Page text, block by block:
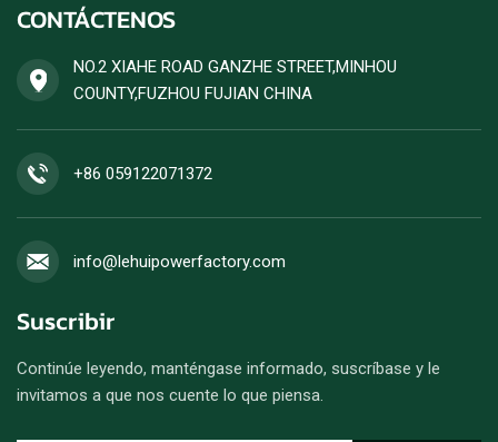
CONTÁCTENOS
NO.2 XIAHE ROAD GANZHE STREET,MINHOU
COUNTY,FUZHOU FUJIAN CHINA
+86 059122071372
info@lehuipowerfactory.com
Suscribir
Continúe leyendo, manténgase informado, suscríbase y le
invitamos a que nos cuente lo que piensa.